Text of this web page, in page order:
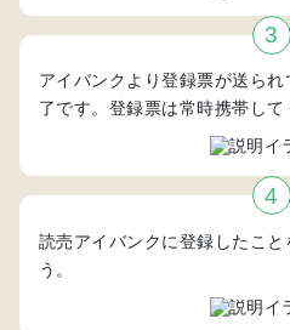
アイバンクより登録票が送ら
了です。登録票は常時携帯して
読売アイバンクに登録したこ
う。